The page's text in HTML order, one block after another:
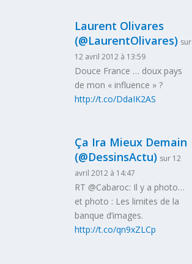
Laurent Olivares
(@LaurentOlivares) sur
12 avril 2012 à 13:59
Douce France … doux pays
de mon « influence » ?
http://t.co/DdaIK2AS
Ça Ira Mieux Demain
(@DessinsActu) sur 12
avril 2012 à 14:47
RT @Cabaroc: Il y a photo…
et photo : Les limites de la
banque d’images.
http://t.co/qn9xZLCp